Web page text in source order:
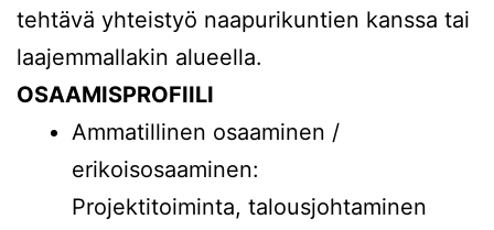
tehtävä yhteistyö naapurikuntien kanssa tai
laajemmallakin alueella.
OSAAMISPROFIILI
Ammatillinen osaaminen /
erikoisosaaminen:
Projektitoiminta, talousjohtaminen